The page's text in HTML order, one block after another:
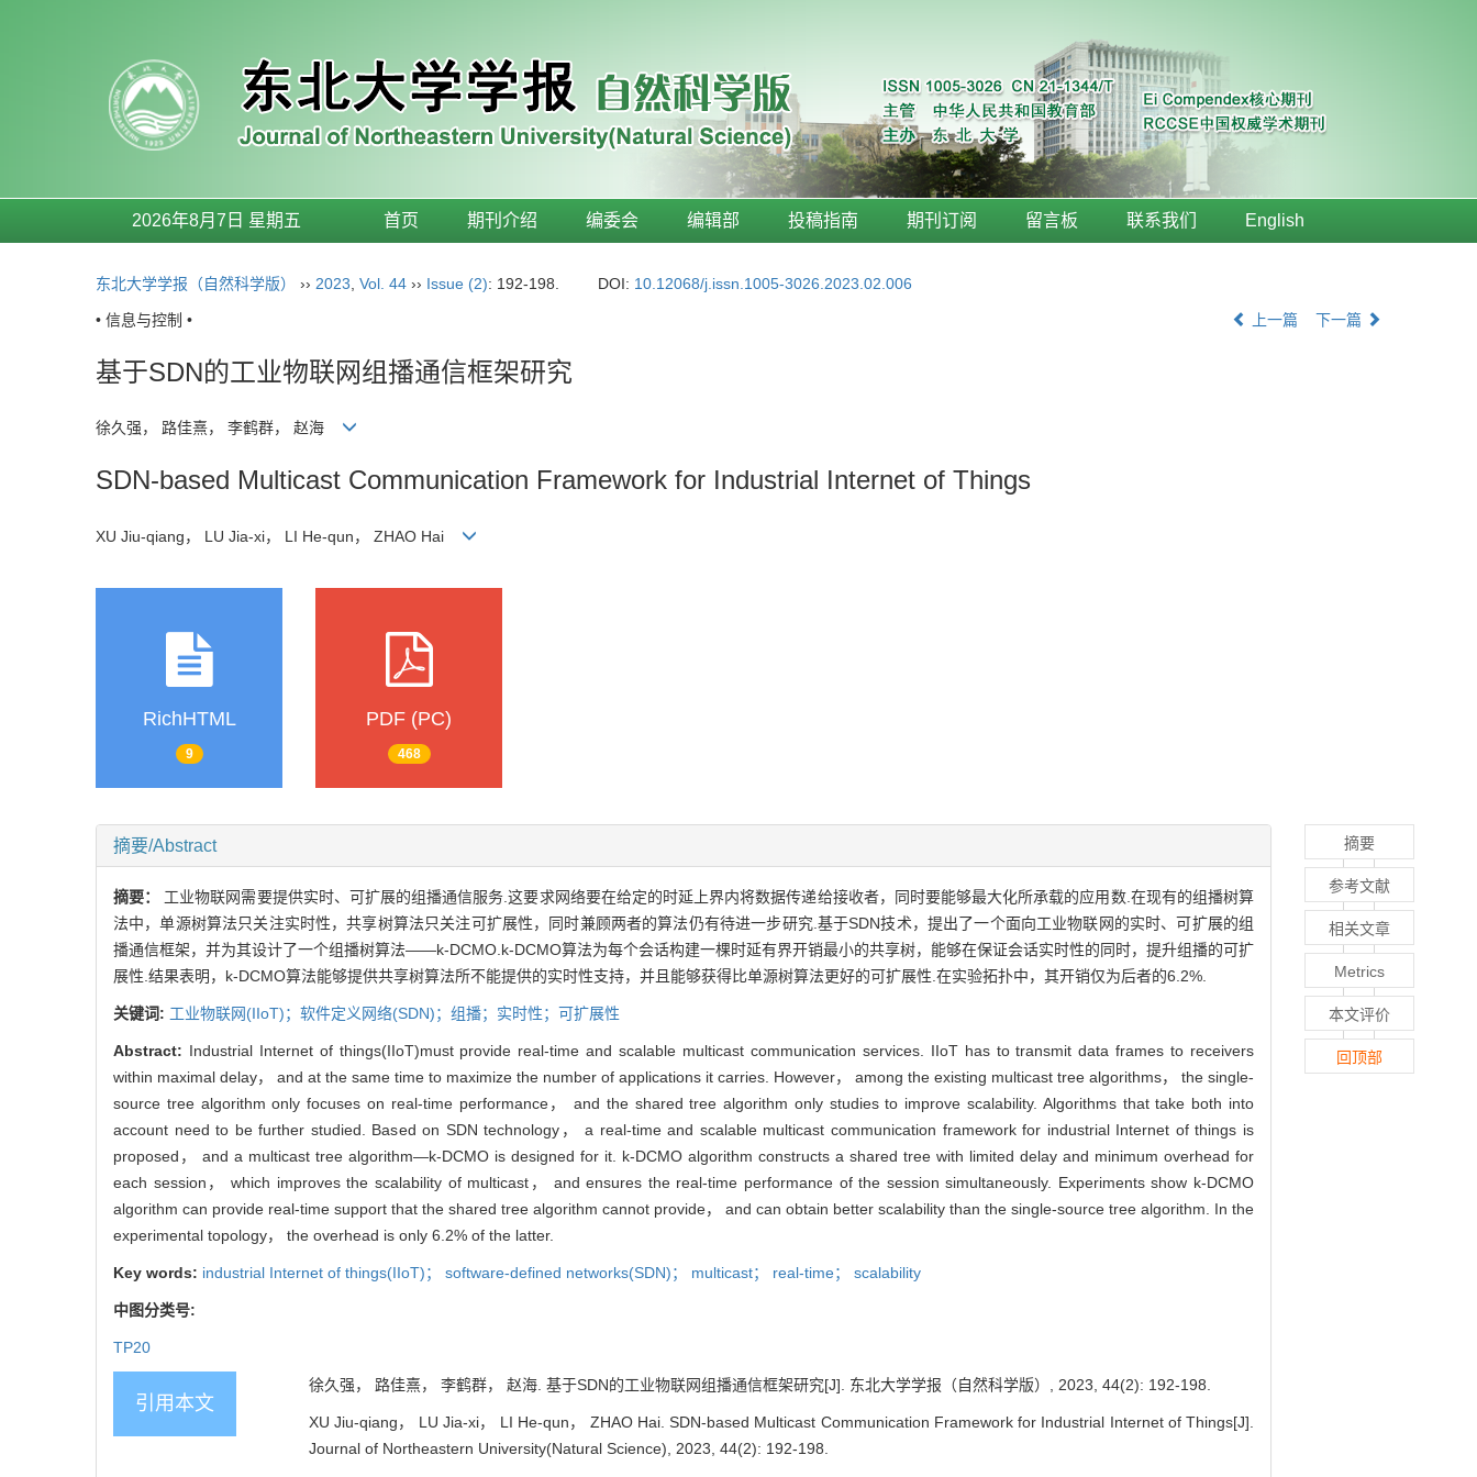
2026年8月7日 星期五 首页 期刊介绍 编委会 编辑部 投稿指南 期刊订阅 留言板 联系我们 English
东北大学学报（自然科学版） ›› 2023 Vol. 44 ›› Issue (2): 192-198. DOI: 10.12068/j.issn.1005-3026.2023.02.006
• 信息与控制 • 上一篇 下一篇
基于SDN的工业物联网组播通信框架研究
徐久强， 路佳熹， 李鹤群， 赵海
SDN-based Multicast Communication Framework for Industrial Internet of Things
XU Jiu-qiang， LU Jia-xi， LI He-qun， ZHAO Hai
RichHTML
9
PDF (PC)
468
摘要/Abstract
摘要： 工业物联网需要提供实时、可扩展的组播通信服务.这要求网络要在给定的时延上界内将数据传递给接收者，同时要能够最大化所承载的应用数.在现有的组播树算
法中，单源树算法只关注实时性，共享树算法只关注可扩展性，同时兼顾两者的算法仍有待进一步研究.基于SDN技术，提出了一个面向工业物联网的实时、可扩展的组
播通信框架，并为其设计了一个组播树算法——k-DCMO.k-DCMO算法为每个会话构建一棵时延有界开销最小的共享树，能够在保证会话实时性的同时，提升组播的可扩
展性.结果表明，k-DCMO算法能够提供共享树算法所不能提供的实时性支持，并且能够获得比单源树算法更好的可扩展性.在实验拓扑中，其开销仅为后者的6.2%.
关键词: 工业物联网(IIoT)；软件定义网络(SDN)；组播；实时性；可扩展性
Abstract: Industrial Internet of things(IIoT)must provide real-time and scalable multicast communication services. IIoT has to transmit data frames to receivers
within maximal delay， and at the same time to maximize the number of applications it carries. However， among the existing multicast tree algorithms， the single-
source tree algorithm only focuses on real-time performance， and the shared tree algorithm only studies to improve scalability. Algorithms that take both into
account need to be further studied. Based on SDN technology， a real-time and scalable multicast communication framework for industrial Internet of things is
proposed， and a multicast tree algorithm—k-DCMO is designed for it. k-DCMO algorithm constructs a shared tree with limited delay and minimum overhead for
each session， which improves the scalability of multicast， and ensures the real-time performance of the session simultaneously. Experiments show k-DCMO
algorithm can provide real-time support that the shared tree algorithm cannot provide， and can obtain better scalability than the single-source tree algorithm. In the
experimental topology， the overhead is only 6.2% of the latter.
Key words: industrial Internet of things(IIoT)； software-defined networks(SDN)； multicast； real-time； scalability
中图分类号:
TP20
引用本文
徐久强， 路佳熹， 李鹤群， 赵海. 基于SDN的工业物联网组播通信框架研究[J]. 东北大学学报（自然科学版）, 2023, 44(2): 192-198.
XU Jiu-qiang， LU Jia-xi， LI He-qun， ZHAO Hai. SDN-based Multicast Communication Framework for Industrial Internet of Things[J].
Journal of Northeastern University(Natural Science), 2023, 44(2): 192-198.
摘要
参考文献
相关文章
Metrics
本文评价
回顶部